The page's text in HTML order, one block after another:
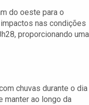
do oeste para o
nas condições
proporcionando uma
chuvas durante o
manter ao longo da